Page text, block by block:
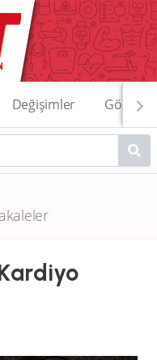
Değişimler